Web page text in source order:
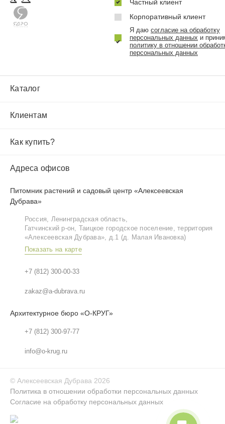
Каталог
Клиентам
Как купить?
Адреса офисов
Питомник растений и садовый центр «Алексеевская
Дубрава»
Россия, Ленинградская область,
Гатчинский р‑он, Таицкое городское поселение, территория
«Алексеевская Дубрава», д.1 (д. Малая Ивановка)
Показать на карте
+7 (812) 300-00-33
zakaz@a-dubrava.ru
Архитектурное бюро «О-КРУГ»
+7 (812) 300-97-77
info@o-krug.ru
Частный клиент
Корпоративный клиент
Я даю согласие на обработку
персональных данных и
политику в отношении
персональных данных
© Алексеевская Дубрава 2026
Политика в отношении обработки персональных данных
Согласие на обработку персональных данных